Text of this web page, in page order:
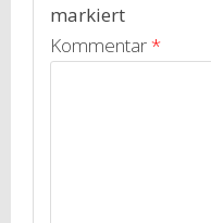
markiert
Kommentar*